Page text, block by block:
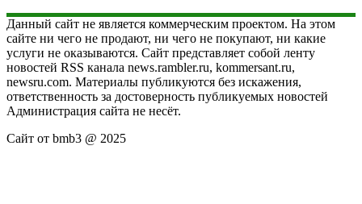
Данный сайт не является коммерческим проектом. На этом
сайте ни чего не продают, ни чего не покупают, ни какие
услуги не оказываются. Сайт представляет собой ленту
новостей RSS канала news.rambler.ru, kommersant.ru,
newsru.com. Материалы публикуются без искажения,
ответственность за достоверность публикуемых новостей
Администрация сайта не несёт.
Сайт от bmb3 @ 2025